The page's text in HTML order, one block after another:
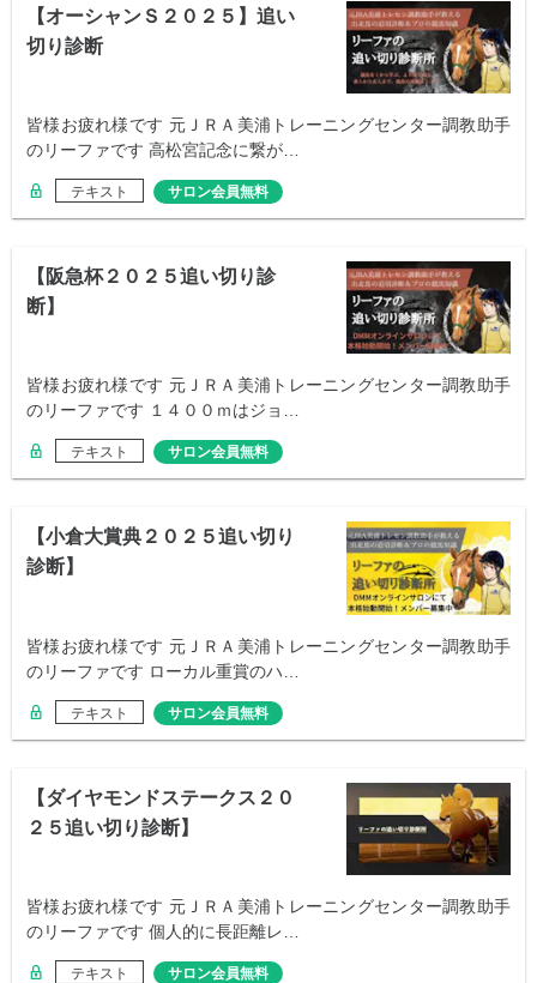
【オーシャンＳ２０２５】追い
切り診断
皆様お疲れ様です 元ＪＲＡ美浦トレーニングセンター調教助手
のリーファです 高松宮記念に繋が…
テキスト サロン会員無料
【阪急杯２０２５追い切り診
断】
皆様お疲れ様です 元ＪＲＡ美浦トレーニングセンター調教助手
のリーファです １４００ｍはジョ…
テキスト サロン会員無料
【小倉大賞典２０２５追い切り
診断】
皆様お疲れ様です 元ＪＲＡ美浦トレーニングセンター調教助手
のリーファです ローカル重賞のハ…
テキスト サロン会員無料
【ダイヤモンドステークス２０
２５追い切り診断】
皆様お疲れ様です 元ＪＲＡ美浦トレーニングセンター調教助手
のリーファです 個人的に長距離レ…
テキスト サロン会員無料